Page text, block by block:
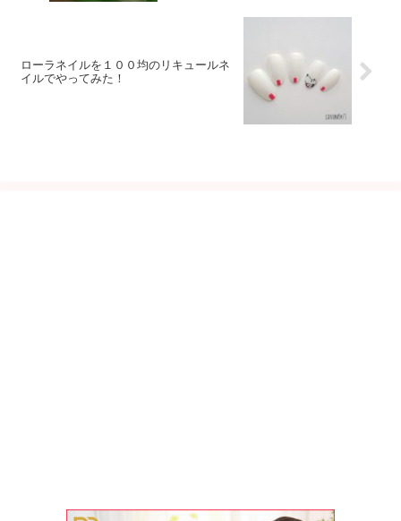
ローラネイルを１００均のリキュールネ
イルでやってみた！